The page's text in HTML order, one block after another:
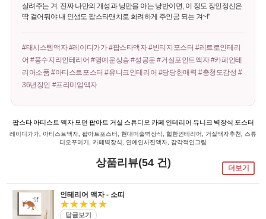
살려주는 겨. 진짜 나만의 개성과 낭만을 아는 냥반이면, 이 정도 장인정신은
딱 걸어둬야 내 인생도 팝스타맨치로 화려하게 주인공 되는 겨~!"
#태시스템액자 #레이디가가 #팝스타액자 #빈티지포스터 #레트로인테리
어 #풍수지리인테리어 #명예운상승 #성공운 #거실포인트액자 #카페인테
리어소품 #아티스트포스터 #유니크인테리어 #당당한매력 #충청도감성 #
36년장인 #프리미엄액자
팝스타 아티스트 액자 모던 팝아트 거실 스튜디오 카페 인테리어 유니크 벽장식 포스터
레이디가가, 아티스트액자, 팝아트포스터, 현대미술벽장식, 힙한인테리어, 거실액자추천, 스튜
디오꾸미기, 카페벽장식, 연예인사진액자, 감각적인그림
상품리뷰(54 건) 더보기
인테리어 액자 - 소띠
★★★★★
답글보기